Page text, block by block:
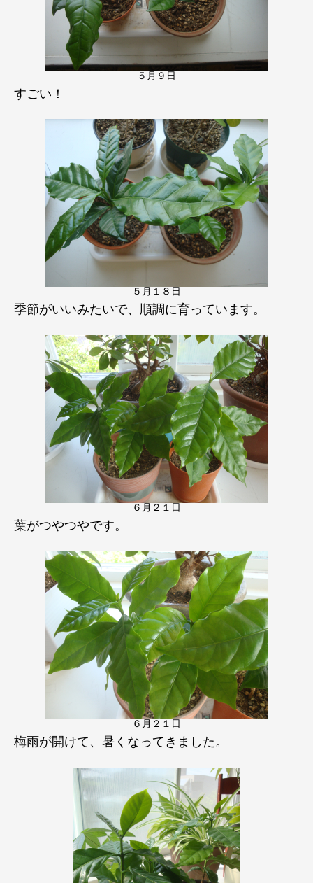
５月９日
すごい！
５月１８日
季節がいいみたいで、順調に育っています。
６月２１日
葉がつやつやです。
６月２１日
梅雨が開けて、暑くなってきました。